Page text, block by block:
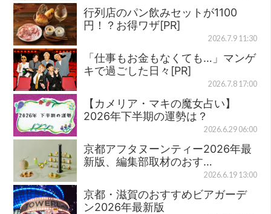
行列店のパン飲みセットが1100
円！？お得ワザ[PR]
2026.7.9 11:30
「仕事もお金もなくても…」マンゲ
キで過ごした日々[PR]
2026.7.8 17:00
【カメリア・マキの魔女占い】
2026年下半期の運勢は？
2026.6.29 06:00
京都アフタヌーンティー2026年最
新版、編集部取材のおす…
2026.6.19 13:00
京都・滋賀のおすすめビアガーデ
ン2026年最新版